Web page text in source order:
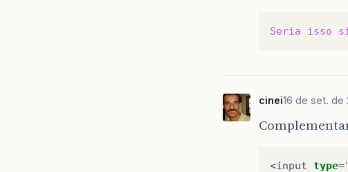
Seria isso
cinei16 de set. de
<input type=